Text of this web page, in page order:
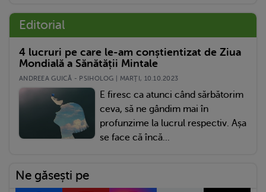
Editorial
4 lucruri pe care le-am conștientizat de Ziua
Mondială a Sănătății Mintale
ANDREEA GUICĂ - PSIHOLOG | MARŢI, 10.10.2023
E firesc ca atunci când sărbătorim
ceva, să ne gândim mai în
profunzime la lucrul respectiv. Așa
se face că încă...
Ne găsești pe